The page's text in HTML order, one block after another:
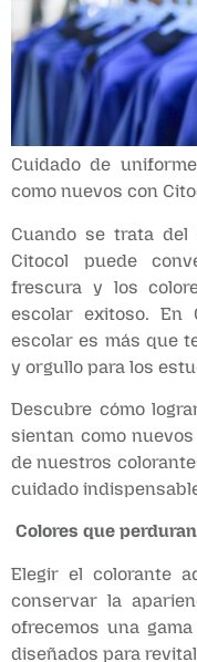
Cuidado de
como nuevos con
Cuando se trata del
Citocol puede
frescura y los
escolar exitoso. En
escolar es más que
y orgullo para los
Descubre cómo
sientan como
de nuestros
cuidado
Colores que
Elegir el colorante
conservar la
ofrecemos una
diseñados para